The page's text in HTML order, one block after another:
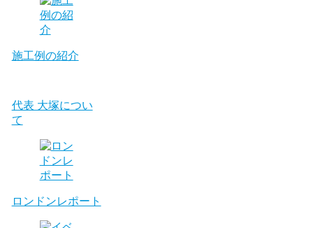
施工例の紹介
代表 大塚につい
て
ロンドンレポート